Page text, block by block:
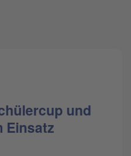
und
Einsatz